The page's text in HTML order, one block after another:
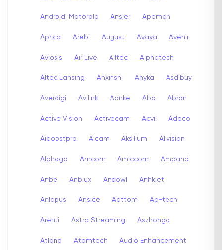
Android: Motorola Ansjer Apeman
Aprica Arebi August Avaya Avenir
Aviosis Air Live Alltec Alphatech
Altec Lansing Anxinshi Anyka Asdibuy
Averdigi Avilink Aanke Abo Abron
Active Vision Activecam Acvil Adeco
Aiboostpro Aicam Aksilium Alivision
Alphago Amcom Amiccom Ampand
Anbe Anbiux Andowl Anhkiet
Anlapus Ansice Aottom Ap-tech
Arenti Astra Streaming Aszhonga
Atlona Atomtech Audio Enhancement